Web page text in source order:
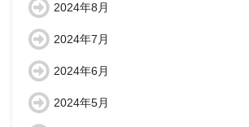
2024年8月
2024年7月
2024年6月
2024年5月